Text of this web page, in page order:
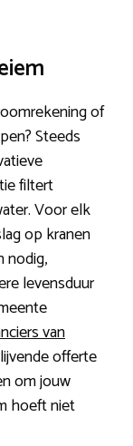
of
Steeds
filtert
Voor elk
op kranen
nodig,
levensduur
van
offerte
om jouw
hoeft niet